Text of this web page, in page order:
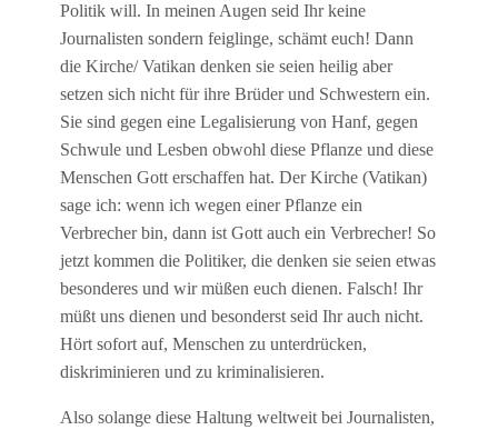
Politik will. In meinen Augen seid Ihr keine
Journalisten sondern feiglinge, schämt euch! Dann
die Kirche/ Vatikan denken sie seien heilig aber
setzen sich nicht für ihre Brüder und Schwestern ein.
Sie sind gegen eine Legalisierung von Hanf, gegen
Schwule und Lesben obwohl diese Pflanze und diese
Menschen Gott erschaffen hat. Der Kirche (Vatikan)
sage ich: wenn ich wegen einer Pflanze ein
Verbrecher bin, dann ist Gott auch ein Verbrecher! So
jetzt kommen die Politiker, die denken sie seien etwas
besonderes und wir müßen euch dienen. Falsch! Ihr
müßt uns dienen und besonderst seid Ihr auch nicht.
Hört sofort auf, Menschen zu unterdrücken,
diskriminieren und zu kriminalisieren.
Also solange diese Haltung weltweit bei Journalisten,